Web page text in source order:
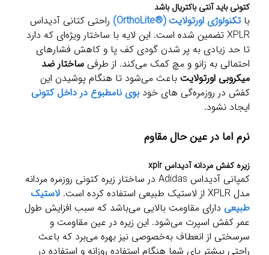
کتونی باید آنتی باکتریال باشد
با تکنولوژی اورتولایت (®OrthoLite)
راحتی کتانی آدیداس
XPLR تضمین شده است. این لایه با ساختار ویژه‌ای که دارد
تا حد زیادی به پر شدن گودی کف پا و کاهش فشار‌های
احتمالی به زانو و مچ کمک می‌کند. از طرفی ساختار ضد
میکروبی اورتولایت باعث می‌شود تا هنگام پوشیدن این
کفش در روزمره‌گی های خود بوی نامطبوع در داخل کتونی
ایجاد نشود.
نرم اما در عین حال مقاوم
زیره کفش مردانه آدیداس xplr
کمپانی آدیداس Adidas در ساختار زیره کتونی روزمره مردانه
مدل XPLR از لاستیک طبیعی استفاده کرده است.
لاستیک
طبیعی دارای مقاومت بالایی می‌باشد که سبب افزایش طول
عمر کفش اسپرت می‌شود. این زیره در عین مقاومت و
سرسختی از انعطاف به‌خصوصی نیز بهره می‌برد که باعث
راحتی بیشتر پای شما هنگام استفاده روزانه و استفاده در